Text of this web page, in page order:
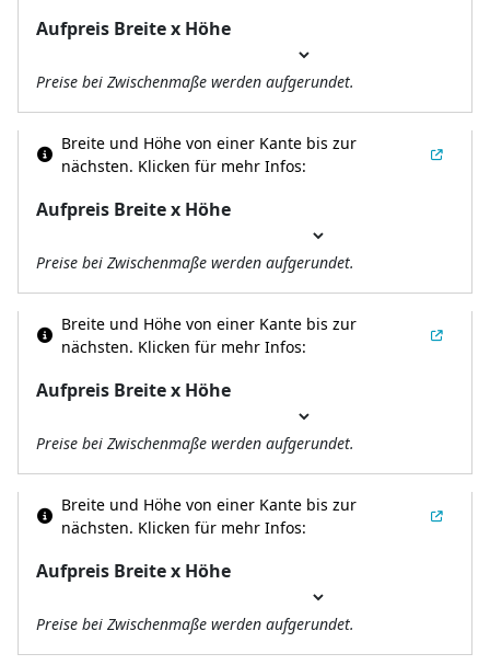
Aufpreis Breite x Höhe
Preise bei Zwischenmaße werden aufgerundet.
Aufpreis Breite x Höhe
Breite und Höhe von einer Kante bis zur
nächsten. Klicken für mehr Infos:
Preise bei Zwischenmaße werden aufgerundet.
Aufpreis Breite x Höhe
Breite und Höhe von einer Kante bis zur
nächsten. Klicken für mehr Infos:
Preise bei Zwischenmaße werden aufgerundet.
Aufpreis Breite x Höhe
Breite und Höhe von einer Kante bis zur
nächsten. Klicken für mehr Infos:
Preise bei Zwischenmaße werden aufgerundet.